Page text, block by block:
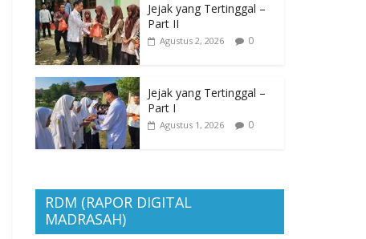
Jejak yang Tertinggal –
Part II
Agustus 2, 2026 0
Jejak yang Tertinggal –
Part I
Agustus 1, 2026 0
RDM (RAPOR DIGITAL
MADRASAH)